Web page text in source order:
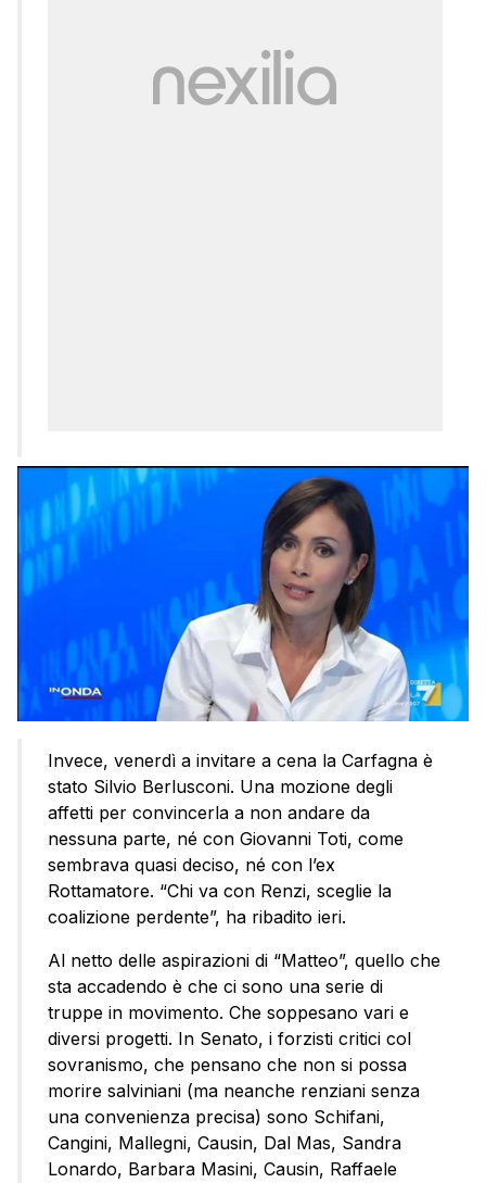
Invece, venerdì a invitare a cena la Carfagna è
stato Silvio Berlusconi. Una mozione degli
affetti per convincerla a non andare da
nessuna parte, né con Giovanni Toti, come
sembrava quasi deciso, né con l’ex
Rottamatore. “Chi va con Renzi, sceglie la
coalizione perdente”, ha ribadito ieri.
Al netto delle aspirazioni di “Matteo”, quello che
sta accadendo è che ci sono una serie di
truppe in movimento. Che soppesano vari e
diversi progetti. In Senato, i forzisti critici col
sovranismo, che pensano che non si possa
morire salviniani (ma neanche renziani senza
una convenienza precisa) sono Schifani,
Cangini, Mallegni, Causin, Dal Mas, Sandra
Lonardo, Barbara Masini, Causin, Raffaele